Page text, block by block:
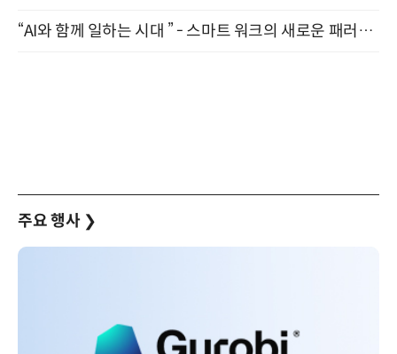
“AI와 함께 일하는 시대 ” - 스마트 워크의 새로운 패러다임 (9/11)
주요 행사 ❯